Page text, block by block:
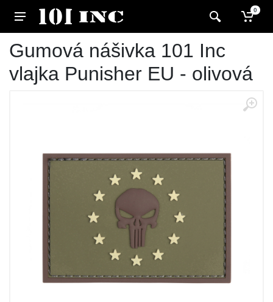
0
Gumová nášivka 101 Inc
vlajka Punisher EU - olivová